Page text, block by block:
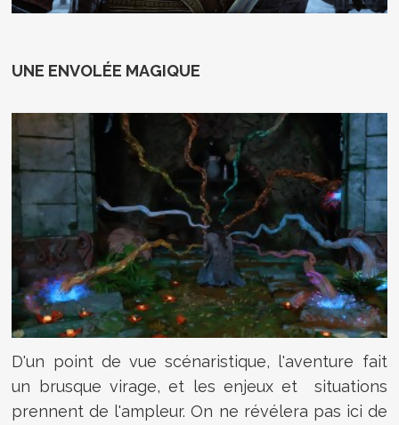
UNE ENVOLÉE MAGIQUE
D'un point de vue scénaristique, l'aventure fait
un brusque virage, et les enjeux et situations
prennent de l'ampleur. On ne révélera pas ici de